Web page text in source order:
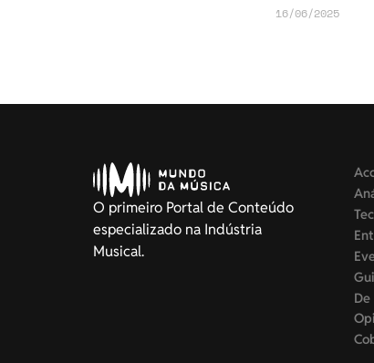
16/06/2025
O primeiro Portal de Conteúdo
especializado na Indústria
Musical.